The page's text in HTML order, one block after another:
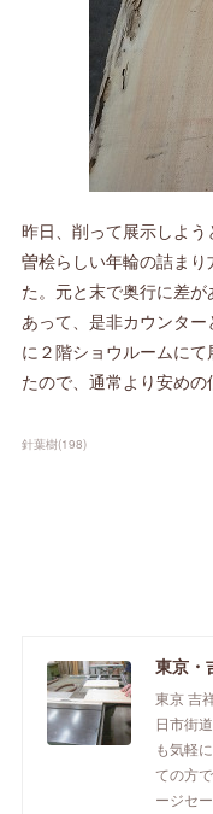
昨日、削って展示しよ
曽桧らしい年輪の詰ま
た。元と末で奥行に差
あって、是非カウンタ
に２階ショウルームに
たので、通常より安めの
針葉樹(198)
東京 吉
日市街
も気軽
ての方
ージセ